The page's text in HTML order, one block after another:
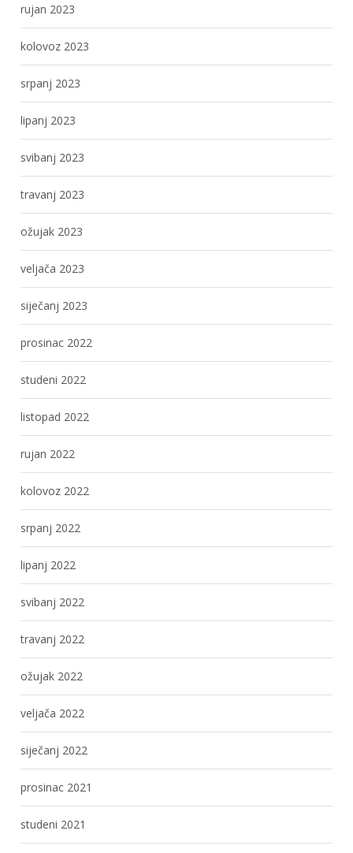
rujan 2023
kolovoz 2023
srpanj 2023
lipanj 2023
svibanj 2023
travanj 2023
ožujak 2023
veljača 2023
siječanj 2023
prosinac 2022
studeni 2022
listopad 2022
rujan 2022
kolovoz 2022
srpanj 2022
lipanj 2022
svibanj 2022
travanj 2022
ožujak 2022
veljača 2022
siječanj 2022
prosinac 2021
studeni 2021